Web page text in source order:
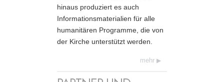
hinaus produziert es auch
Informationsmaterialien für alle
humanitären Programme, die von
der Kirche unterstützt werden.
mehr